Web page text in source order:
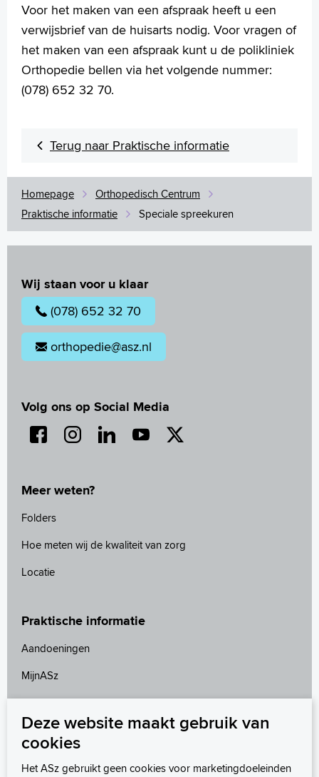
Voor het maken van een afspraak heeft u een
verwijsbrief van de huisarts nodig. Voor vragen of
het maken van een afspraak kunt u de polikliniek
Orthopedie bellen via het volgende nummer:
(078) 652 32 70.
Terug naar Praktische informatie
Homepage
Orthopedisch Centrum
Praktische informatie
Speciale spreekuren
Wij staan voor u klaar
(078) 652 32 70
orthopedie@asz.nl
Volg ons op Social Media
Meer weten?
Folders
Hoe meten wij de kwaliteit van zorg
Locatie
Praktische informatie
Aandoeningen
MijnASz
Speciale spreekuren
Uw behandelteam
Deze website maakt gebruik van
cookies
Het ASz gebruikt geen cookies voor marketingdoeleinden